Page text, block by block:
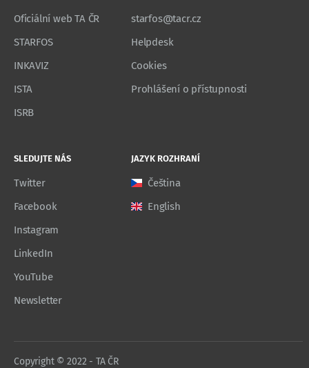
Oficiální web TA ČR
STARFOS
INKAVIZ
ISTA
ISRB
starfos@tacr.cz
Helpdesk
Cookies
Prohlášení o přístupnosti
SLEDUJTE NÁS
Twitter
Facebook
Instagram
LinkedIn
YouTube
Newsletter
JAZYK ROZHRANÍ
Čeština
English
Copyright © 2022 - TA ČR